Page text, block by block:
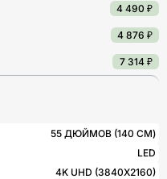
4 490 ₽
4 876 ₽
7 314 ₽
55 ДЮЙМОВ (140 СМ)
LED
4K UHD (3840X2160)